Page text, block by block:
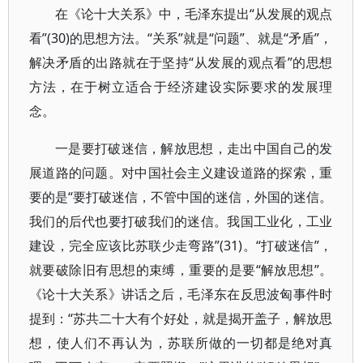
在《论十大关系》中，毛泽东提出“从发展的观点
看”(30)的思想方法。“关系”就是“问题”、就是“矛盾”，
解决矛盾的出路就在于坚持“从发展的观点看”的思想
方法，在于树立适合于经济建设实际要求的发展理
念。
一是要打破迷信，解放思想，走出中国自己的发
展道路的问题。对中国社会主义建设道路的探索，重
要的是“要打破迷信，不管中国的迷信，外国的迷信。
我们的后代也要打破我们的迷信。我国工业化，工业
建设，完全应该比苏联少走弯路”(31)。“打破迷信”，
就要破除旧有思想的束缚，重要的是要“解放思想”。
《论十大关系》讲话之后，毛泽东在反思波匈事件时
提到：“苏共二十大有个好处，就是揭开盖子，解放思
想，使人们不再认为，苏联所做的一切都是绝对真